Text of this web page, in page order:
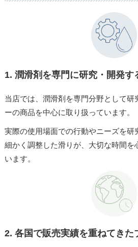
1. 潤滑剤を専門に研究・開発す
当店では、潤滑剤を専門分野として研
ーの商品を中心に取り扱っています。
実際の使用場面での行動やニーズを研
細かく調整した滑りが、大切な時間を
います。
2. 各国で販売実績を重ねてきた